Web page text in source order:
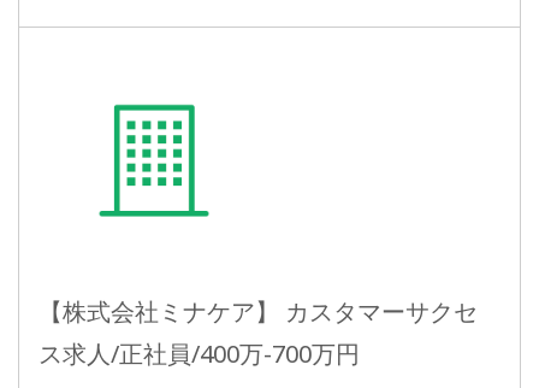
【株式会社ミナケア】 カスタマーサクセ
ス求人/正社員/400万-700万円